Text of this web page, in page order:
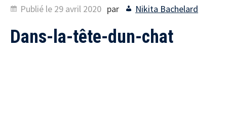
Publié le 29 avril 2020 par Nikita Bachelard
Dans-la-tête-dun-chat